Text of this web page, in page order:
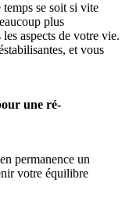
se soit si vite
plus
aspects de votre vie.
et vous
une ré-
permanence un
votre équilibre